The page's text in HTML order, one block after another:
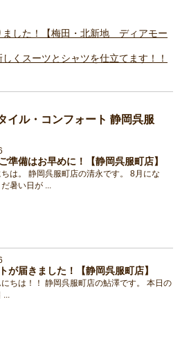
ました！【梅田・北新地 ディアモー
くスーツとシャツを仕立てます！！
イル・コンフォート 静岡呉服
準備はお早めに！【静岡呉服町店】
は。 静岡呉服町店の清永です。 8月にな
暑い日が ...
が届きました！【静岡呉服町店】
ちは！！ 静岡呉服町店の鮎澤です。 本日の
...